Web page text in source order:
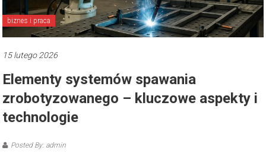
biznes i praca
15 lutego 2026
Elementy systemów spawania
zrobotyzowanego – kluczowe aspekty i
technologie
Posted By: admin